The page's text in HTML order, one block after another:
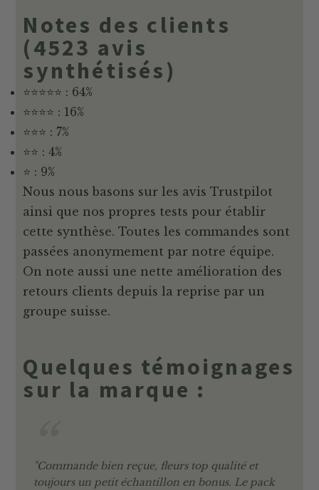
Notes des clients
(4523 avis
synthétisés)
⭐⭐⭐⭐⭐ : 64%
⭐⭐⭐⭐ : 16%
⭐⭐⭐ : 7%
⭐⭐ : 4%
⭐ : 9%
Nous nous basons sur les avis Trustpilot
ainsi que nos propres tests pour établir
cette synthèse. Toutes les commandes sont
passées anonymement par notre équipe.
On note aussi une nette amélioration des
retours clients depuis la reprise par un
groupe suisse.
Quelques témoignages
sur la marque :
"Commande bien reçue, fleurs top qualité et
toujours un petit échantillon en bonus. Le pack